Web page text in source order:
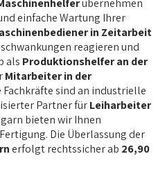
übernehmen
einfache Wartung Ihrer
in Zeitarbeit
reagieren und
als Produktionshelfer an der
Mitarbeiter in der
Fachkräfte sind an industrielle
Partner fürLeiharbeiter
bieten wir Ihnen
Die Überlassung der
erfolgt rechtssicher ab 26,90